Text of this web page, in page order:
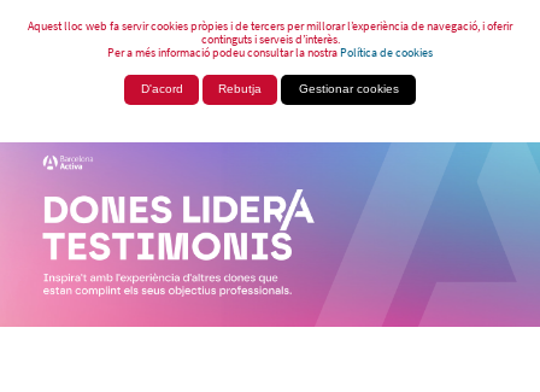
Aquest lloc web fa servir cookies pròpies i de tercers per millorar l’experiència de navegació, i oferir
continguts i serveis d’interès.
Per a més informació podeu consultar la nostraPolítica de cookies
D'acord Rebutja Gestionar cookies